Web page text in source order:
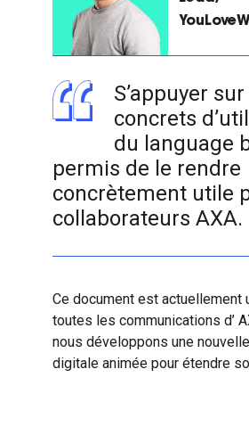
S’appuyer
concrets
du language
permis de le rendre
concrètement utile
collaborateurs AXA.
Ce document est actuellement
toutes les communications d’
nous développons une
digitale animée pour étendre